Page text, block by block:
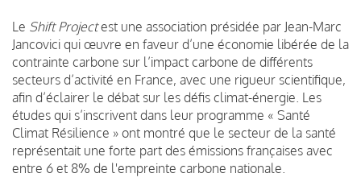
Le Shift Projectest une association présidée par Jean-Marc
Jancovici qui œuvre en faveur d’une économie libérée de la
contrainte carbone sur l’impact carbone de différents
secteurs d’activité en France, avec une rigueur scientifique,
afin d’éclairer le débat sur les défis climat-énergie. Les
études qui s’inscrivent dans leur programme « Santé
Climat Résilience » ont montré que le secteur de la santé
représentait une forte part des émissions françaises avec
entre 6 et 8% de l'empreinte carbone nationale.